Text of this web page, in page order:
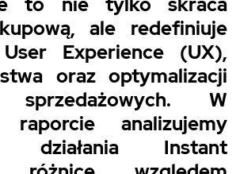
ale redefiniuje
Experience (UX),
oraz optymalizacji
sprzedażowych. W
raporcie analizujemy
działania Instant